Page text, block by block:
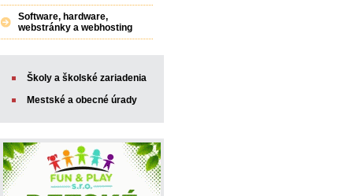
Software, hardware,
webstránky a webhosting
Školy a školské zariadenia
Mestské a obecné úrady